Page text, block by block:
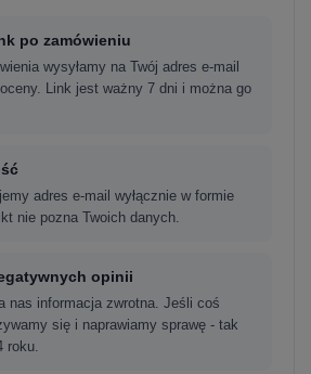
po zamówieniu
wysyłamy na Twój adres e-mail
Link jest ważny 7 dni i można go
adres e-mail wyłącznie w formie
nie pozna Twoich danych.
opinii
nas informacja zwrotna. Jeśli coś
się i naprawiamy sprawę - tak
roku.